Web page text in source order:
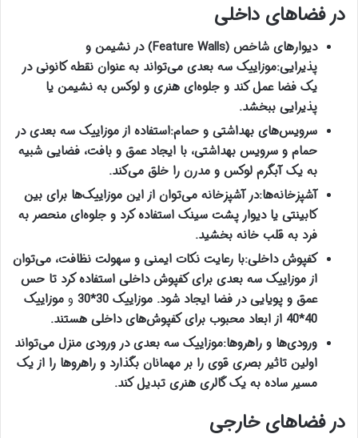
در فضاهای داخلی
دیوارهای شاخص (Feature Walls)
در نشیمن و
پذیرایی:موزاییک سه بعدی می‌تواند به عنوان نقطه کانونی در
یک فضا عمل کند و جلوه‌ای هنری و لوکس به نشیمن یا
پذیرایی ببخشد.
سرویس‌های بهداشتی و حمام:استفاده از موزاییک سه بعدی در
حمام و سرویس بهداشتی، با ایجاد عمق و بافت، فضایی شبیه
به یک آبگرم لوکس و مدرن را خلق می‌کند.
آشپزخانه‌ها:در آشپزخانه می‌توان از این موزاییک‌ها برای بین
کابینتی یا دیوار پشت سینک استفاده کرد و جلوه‌ای منحصر به
فرد به قلب خانه بخشید.
کفپوش داخلی:با رعایت نکات ایمنی و سهولت نظافت، می‌توان
از موزاییک سه بعدی برای کفپوش داخلی استفاده کرد تا حس
عمق و پویایی در فضا ایجاد شود. موزاییک 30* 30 و موزاییک
40*
40 از ابعاد محبوب برای کفپوش‌های داخلی هستند.
ورودی‌ها و راهروها:موزاییک سه بعدی در ورودی منزل می‌تواند
اولین تاثیر بصری قوی را بر مهمانان بگذارد و راهروها را از یک
مسیر ساده به یک گالری هنری تبدیل کند.
در فضاهای خارجی